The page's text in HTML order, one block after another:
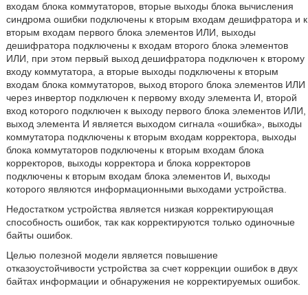
входам блока коммутаторов, вторые выходы блока вычисления
синдрома ошибки подключены к вторым входам дешифратора и к
вторым входам первого блока элементов ИЛИ, выходы
дешифратора подключены к входам второго блока элементов
ИЛИ, при этом первый выход дешифратора подключен к второму
входу коммутатора, а вторые выходы подключены к вторым
входам блока коммутаторов, выход второго блока элементов ИЛИ
через инвертор подключен к первому входу элемента И, второй
вход которого подключен к выходу первого блока элементов ИЛИ,
выход элемента И является выходом сигнала «ошибка», выходы
коммутатора подключены к вторым входам корректора, выходы
блока коммутаторов подключены к вторым входам блока
корректоров, выходы корректора и блока корректоров
подключены к вторым входам блока элементов И, выходы
которого являются информационными выходами устройства.
Недостатком устройства является низкая корректирующая
способность ошибок, так как корректируются только одиночные
байты ошибок.
Целью полезной модели является повышение
отказоустойчивости устройства за счет коррекции ошибок в двух
байтах информации и обнаружения не корректируемых ошибок.